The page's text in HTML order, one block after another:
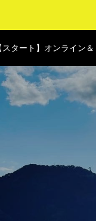
スタート】オンライン
スタート】オンライン
スタート】オンライン
スタート】オンライン
スタート】オンライン＆